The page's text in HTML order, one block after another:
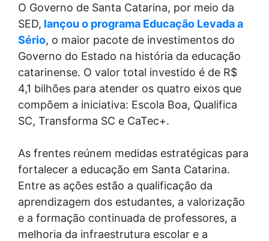
O Governo de Santa Catarina, por meio da
SED, lançou o programa Educação Levada a
Sério, o maior pacote de investimentos do
Governo do Estado na história da educação
catarinense. O valor total investido é de R$
4,1 bilhões para atender os quatro eixos que
compõem a iniciativa: Escola Boa, Qualifica
SC, Transforma SC e CaTec+.
As frentes reúnem medidas estratégicas para
fortalecer a educação em Santa Catarina.
Entre as ações estão a qualificação da
aprendizagem dos estudantes, a valorização
e a formação continuada de professores, a
melhoria da infraestrutura escolar e a